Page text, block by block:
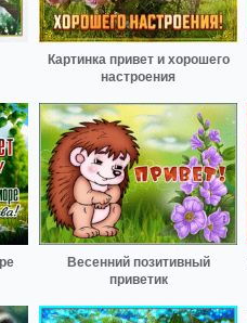
Картинка привет и хорошего
настроения
Весенний позитивный
приветик